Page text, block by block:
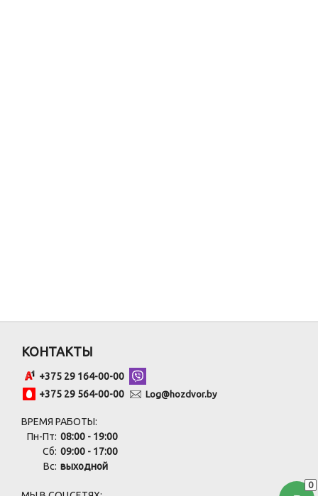
0
КОНТАКТЫ
+375 29 164-00-00
+375 29 564-00-00
Log@hozdvor.by
ВРЕМЯ РАБОТЫ:
Пн-Пт: 08:00 - 19:00
Сб: 09:00 - 17:00
Вс: выходной